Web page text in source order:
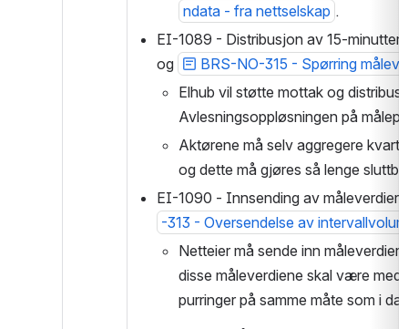
ndata - fra nettselskap .
EI-1089 - Distribusjon av 15-
og
BRS-NO-315 - Spørring
Elhub vil støtte mottak og
Avlesningsoppløsningen på
Aktørene må selv aggregere
og dette må gjøres så lenge
EI-1090 - Innsending av måleverdier
-313 - Oversendelse av intervallvolum
Netteier må sende inn
disse måleverdiene skal være med
purringer på samme måte som i